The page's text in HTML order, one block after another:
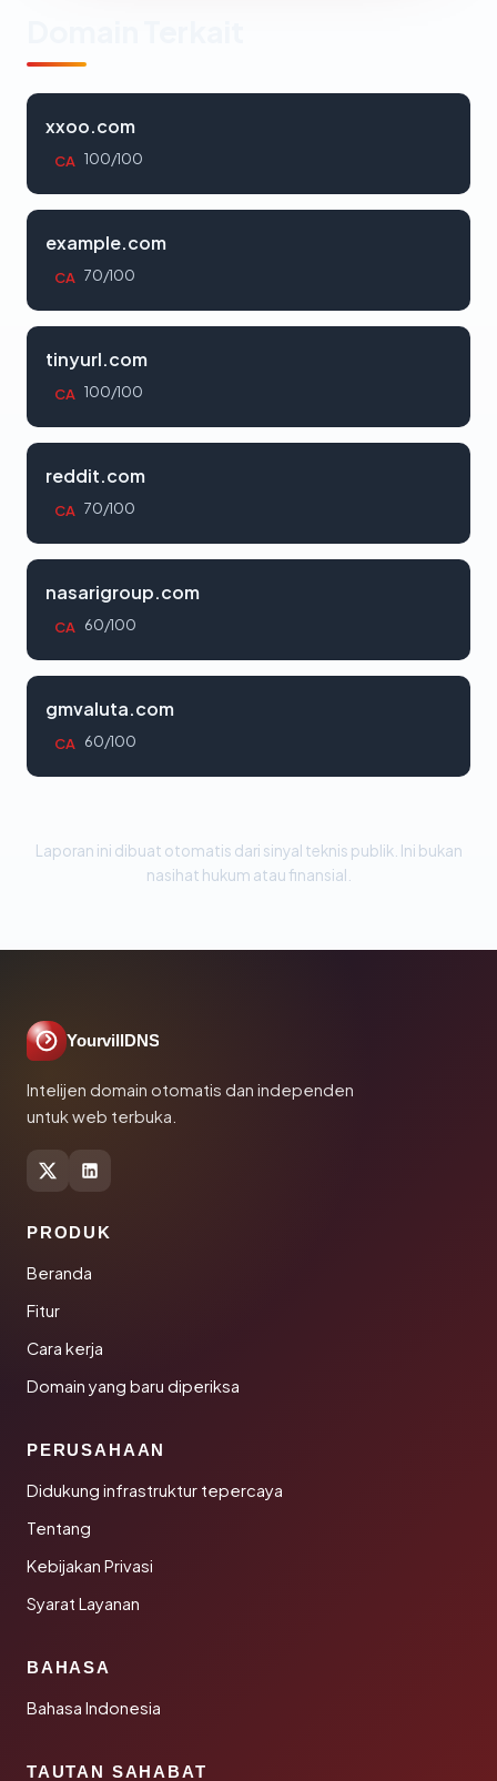
xxoo.com
CA 100/100
example.com
CA 70/100
tinyurl.com
CA 100/100
reddit.com
CA 70/100
nasarigroup.com
CA 60/100
gmvaluta.com
CA 60/100
Laporan ini dibuat otomatis dari sinyal teknis publik. Ini bukan
nasihat hukum atau finansial.
YourvillDNS
Intelijen domain otomatis dan independen
untuk web terbuka.
PRODUK
Beranda
Fitur
Cara kerja
Domain yang baru diperiksa
PERUSAHAAN
Didukung infrastruktur tepercaya
Tentang
Kebijakan Privasi
Syarat Layanan
BAHASA
Bahasa Indonesia
TAUTAN SAHABAT